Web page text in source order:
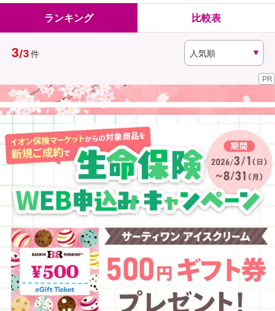
イオングループ従業員さま向け
資料請求
（無料）
訪問相談
イオンカード会員さま専用保険
ランキング 比較表
3/3件
PR